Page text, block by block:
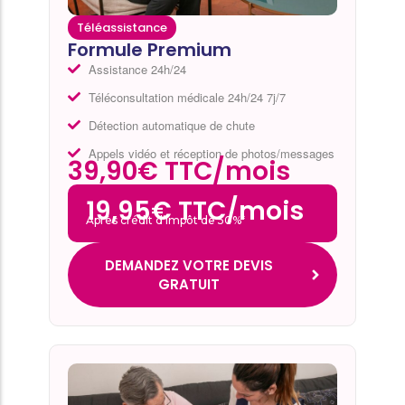
Téléassistance
Formule Premium
Assistance 24h/24
Téléconsultation médicale 24h/24 7j/7
Détection automatique de chute
Appels vidéo et réception de photos/messages
39,90€ TTC/mois
19,95€ TTC/mois
Après crédit d’impôt de 50%*
DEMANDEZ VOTRE DEVIS
GRATUIT